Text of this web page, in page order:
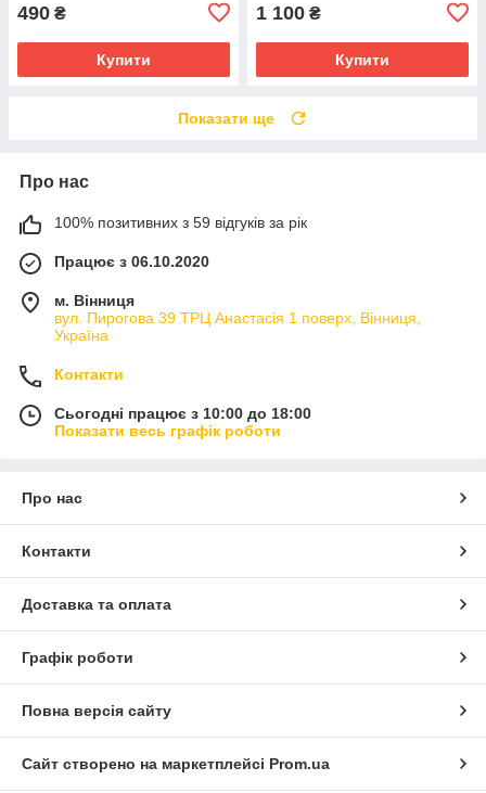
490 ₴
Купити
1 100 ₴
Купити
Показати ще
Про нас
100% позитивних з 59 відгуків за рік
Працює з 06.10.2020
м. Вінниця
вул. Пирогова 39 ТРЦ Анастасія 1 поверх, Вінниця,
Україна
Контакти
Сьогодні працює з 10:00 до 18:00
Показати весь графік роботи
Про нас
Контакти
Доставка та оплата
Графік роботи
Повна версія сайту
Сайт створено на маркетплейсі Prom.ua